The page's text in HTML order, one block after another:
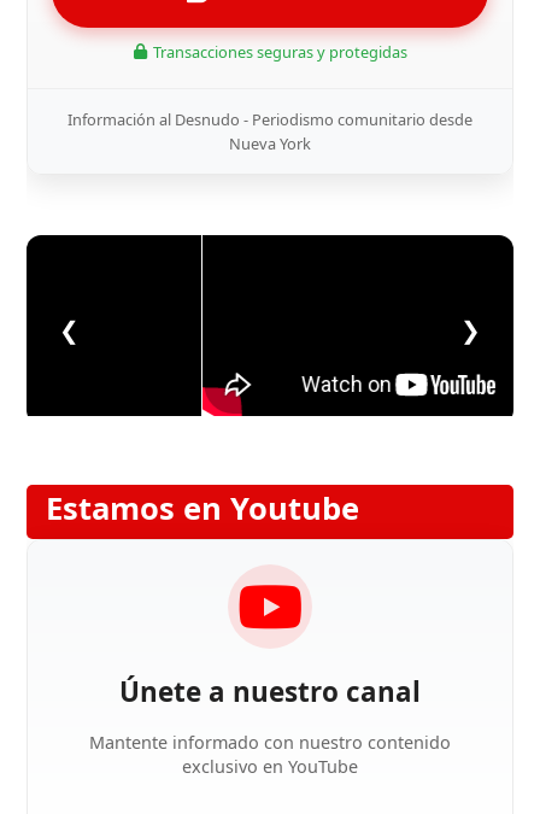
Transacciones seguras y protegidas
Información al Desnudo - Periodismo comunitario desde
Nueva York
❮ ❯
Estamos en Youtube
Únete a nuestro canal
Mantente informado con nuestro contenido
exclusivo en YouTube